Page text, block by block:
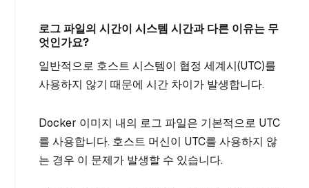
로그 파일의 시간이 시스템 시간과 다른 이유는 무
엇인가요?
일반적으로 호스트 시스템이 협정 세계시(UTC)를
사용하지 않기 때문에 시간 차이가 발생합니다.
Docker 이미지 내의 로그 파일은 기본적으로 UTC
를 사용합니다. 호스트 머신이 UTC를 사용하지 않
는 경우 이 문제가 발생할 수 있습니다.